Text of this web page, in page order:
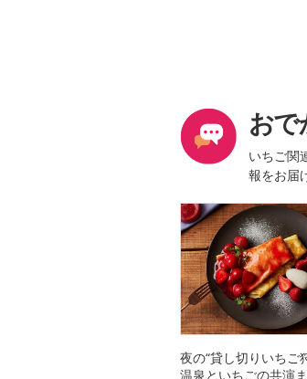
おで
いちご関
報をお届
夜の“貸し切りいちご
温泉といちごの共演